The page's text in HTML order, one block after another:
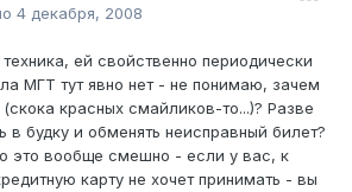
4 декабря, 2008
ей свойственно периодически
МГТ тут явно нет - не понимаю, зачем
красных смайликов-то...)? Разве
в будку и обменять неисправный билет?
это вообще смешно - если у вас, к
карту не хочет принимать - вы